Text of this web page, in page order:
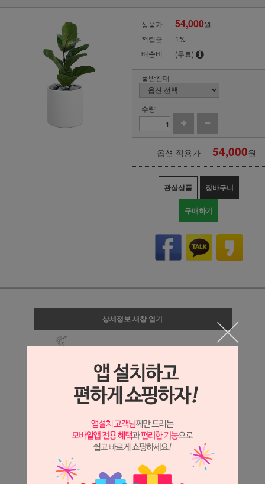
상품가 54,000원
적립금
1%
배송비
(무료)
물받침대
수량
옵션 적용가 54,000원
관심상품 장바구니
구매하기
상세정보 새창 열기